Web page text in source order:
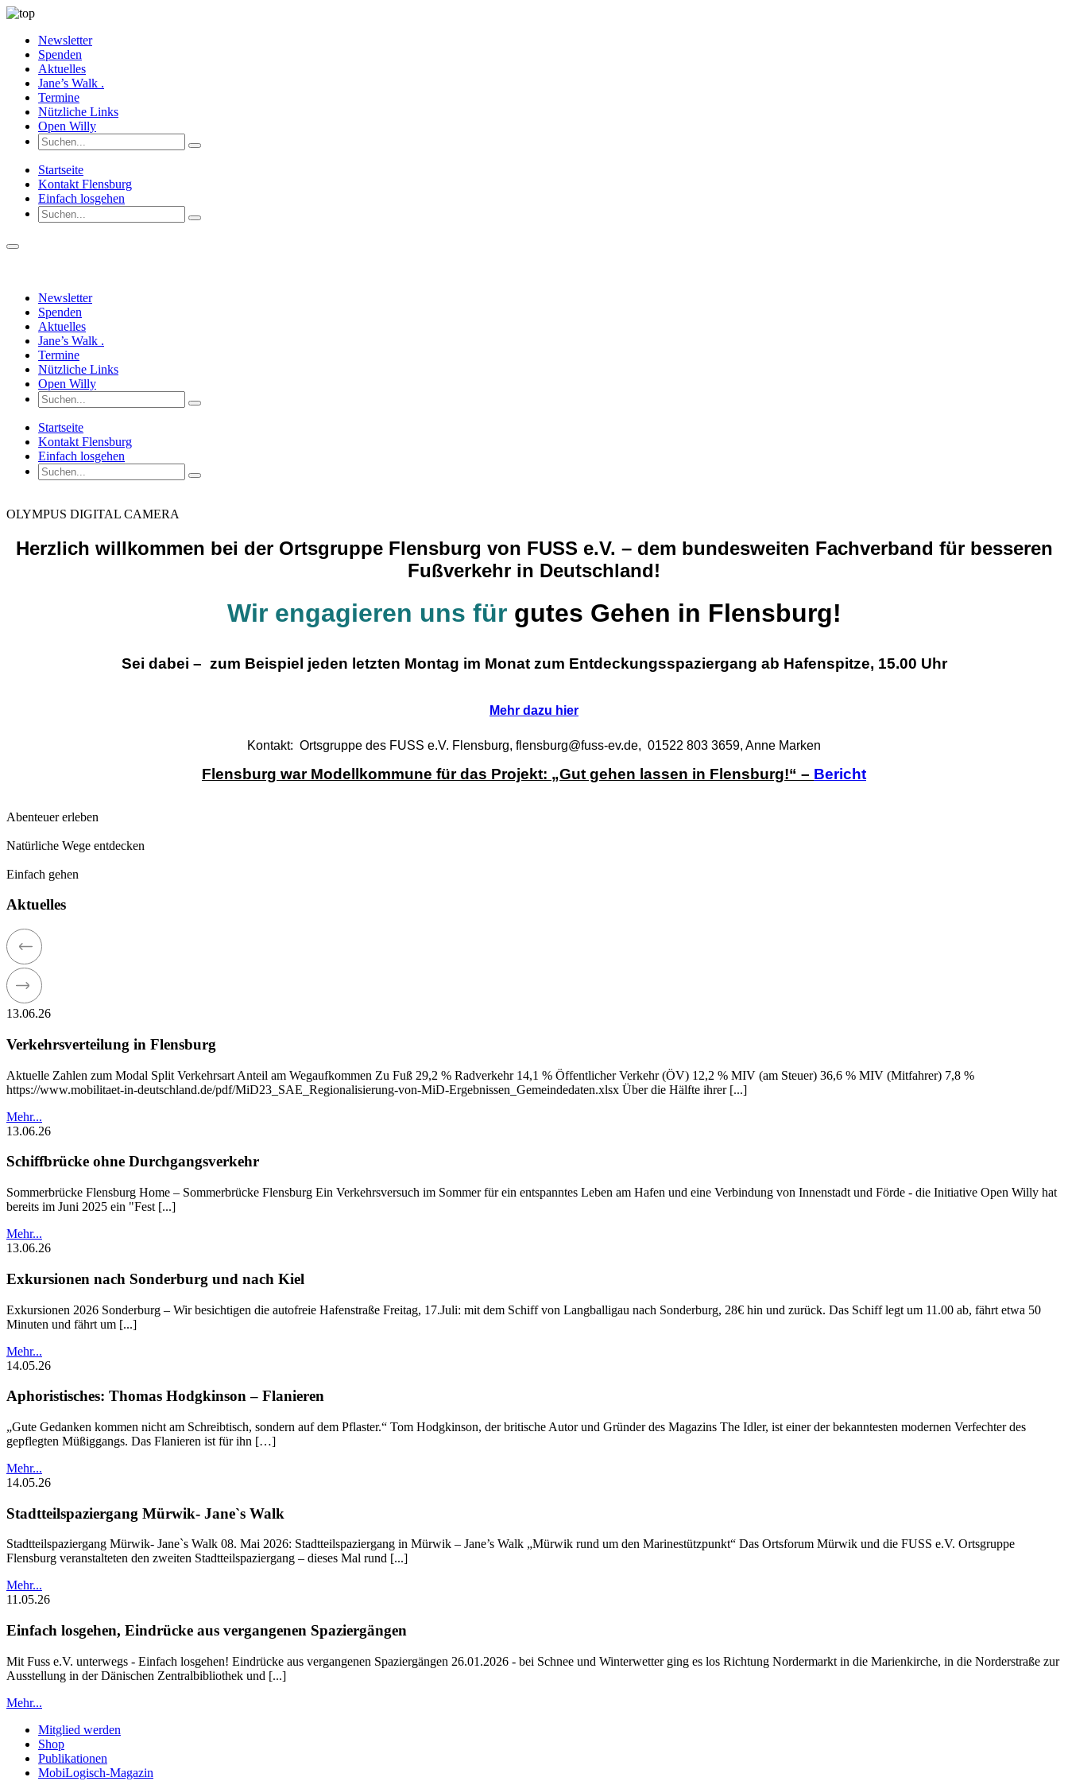
Newsletter
Spenden
Aktuelles
Jane’s Walk .
Termine
Nützliche Links
Open Willy
Startseite
Kontakt Flensburg
Einfach losgehen
Newsletter
Spenden
Aktuelles
Jane’s Walk .
Termine
Nützliche Links
Open Willy
Startseite
Kontakt Flensburg
Einfach losgehen
OLYMPUS DIGITAL CAMERA
Herzlich willkommen bei der Ortsgruppe Flensburg von FUSS e.V. – dem bundesweiten Fachverband für besseren
Fußverkehr in Deutschland!
Wir engagieren uns für gutes Gehen in Flensburg!
Sei dabei – zum Beispiel jeden letzten Montag im Monat zum Entdeckungsspaziergang ab Hafenspitze, 15.00 Uhr
Mehr dazu hier
Kontakt: Ortsgruppe des FUSS e.V. Flensburg, flensburg@fuss-ev.de, 01522 803 3659, Anne Marken
Flensburg war Modellkommune für das Projekt: „Gut gehen lassen in Flensburg!“ – Bericht
Abenteuer erleben
Natürliche Wege entdecken
Einfach gehen
Aktuelles
13.06.26
Verkehrsverteilung in Flensburg
Aktuelle Zahlen zum Modal Split Verkehrsart Anteil am Wegaufkommen Zu Fuß 29,2 % Radverkehr 14,1 % Öffentlicher Verkehr (ÖV) 12,2 % MIV (am Steuer) 36,6 % MIV (Mitfahrer) 7,8 %
https://www.mobilitaet-in-deutschland.de/pdf/MiD23_SAE_Regionalisierung-von-MiD-Ergebnissen_Gemeindedaten.xlsx Über die Hälfte ihrer [...]
Mehr...
13.06.26
Schiffbrücke ohne Durchgangsverkehr
Sommerbrücke Flensburg Home – Sommerbrücke Flensburg Ein Verkehrsversuch im Sommer für ein entspanntes Leben am Hafen und eine Verbindung von Innenstadt und Förde - die Initiative Open Willy hat
bereits im Juni 2025 ein "Fest [...]
Mehr...
13.06.26
Exkursionen nach Sonderburg und nach Kiel
Exkursionen 2026 Sonderburg – Wir besichtigen die autofreie Hafenstraße Freitag, 17.Juli: mit dem Schiff von Langballigau nach Sonderburg, 28€ hin und zurück. Das Schiff legt um 11.00 ab, fährt etwa 50
Minuten und fährt um [...]
Mehr...
14.05.26
Aphoristisches: Thomas Hodgkinson – Flanieren
„Gute Gedanken kommen nicht am Schreibtisch, sondern auf dem Pflaster.“ Tom Hodgkinson, der britische Autor und Gründer des Magazins The Idler, ist einer der bekanntesten modernen Verfechter des
gepflegten Müßiggangs. Das Flanieren ist für ihn […]
Mehr...
14.05.26
Stadtteilspaziergang Mürwik- Jane`s Walk
Stadtteilspaziergang Mürwik- Jane`s Walk 08. Mai 2026: Stadtteilspaziergang in Mürwik – Jane’s Walk „Mürwik rund um den Marinestützpunkt“ Das Ortsforum Mürwik und die FUSS e.V. Ortsgruppe
Flensburg veranstalteten den zweiten Stadtteilspaziergang – dieses Mal rund [...]
Mehr...
11.05.26
Einfach losgehen, Eindrücke aus vergangenen Spaziergängen
Mit Fuss e.V. unterwegs - Einfach losgehen! Eindrücke aus vergangenen Spaziergängen 26.01.2026 - bei Schnee und Winterwetter ging es los Richtung Nordermarkt in die Marienkirche, in die Norderstraße zur
Ausstellung in der Dänischen Zentralbibliothek und [...]
Mehr...
Mitglied werden
Shop
Publikationen
MobiLogisch-Magazin